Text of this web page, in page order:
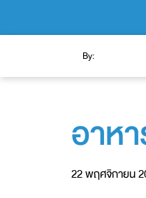
By:
อาห
22 พฤศจิกายน